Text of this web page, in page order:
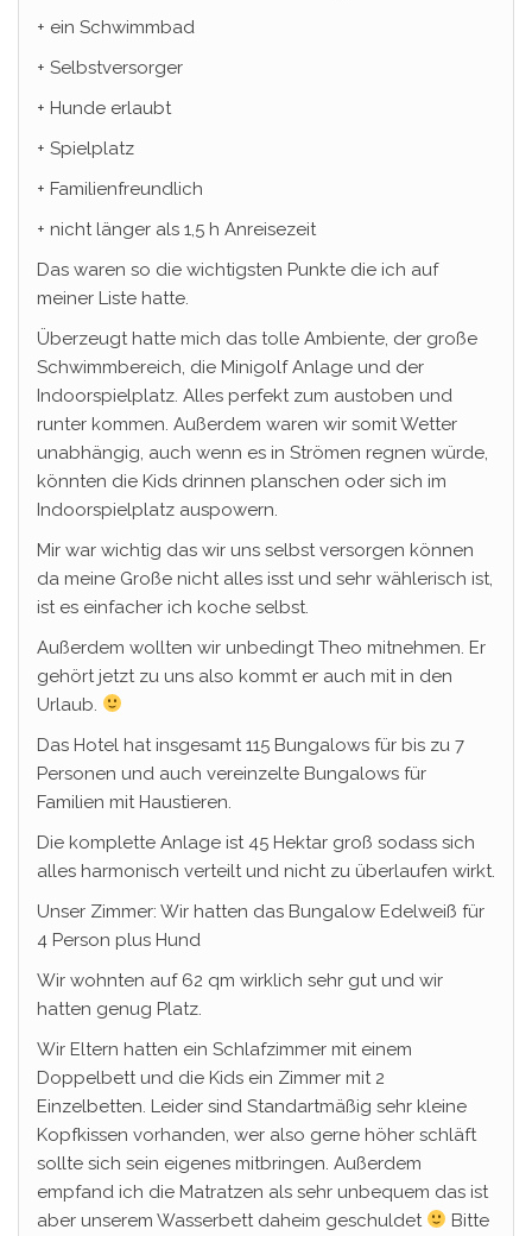
+ ein Schwimmbad
+ Selbstversorger
+ Hunde erlaubt
+ Spielplatz
+ Familienfreundlich
+ nicht länger als 1,5 h Anreisezeit
Das waren so die wichtigsten Punkte die ich auf
meiner Liste hatte.
Überzeugt hatte mich das tolle Ambiente, der große
Schwimmbereich, die Minigolf Anlage und der
Indoorspielplatz. Alles perfekt zum austoben und
runter kommen. Außerdem waren wir somit Wetter
unabhängig, auch wenn es in Strömen regnen würde,
könnten die Kids drinnen planschen oder sich im
Indoorspielplatz auspowern.
Mir war wichtig das wir uns selbst versorgen können
da meine Große nicht alles isst und sehr wählerisch ist,
ist es einfacher ich koche selbst.
Außerdem wollten wir unbedingt Theo mitnehmen. Er
gehört jetzt zu uns also kommt er auch mit in den
Urlaub.
Das Hotel hat insgesamt 115 Bungalows für bis zu 7
Personen und auch vereinzelte Bungalows für
Familien mit Haustieren.
Die komplette Anlage ist 45 Hektar groß sodass sich
alles harmonisch verteilt und nicht zu überlaufen wirkt.
Unser Zimmer: Wir hatten das Bungalow Edelweiß für
4 Person plus Hund
Wir wohnten auf 62 qm wirklich sehr gut und wir
hatten genug Platz.
Wir Eltern hatten ein Schlafzimmer mit einem
Doppelbett und die Kids ein Zimmer mit 2
Einzelbetten. Leider sind Standartmäßig sehr kleine
Kopfkissen vorhanden, wer also gerne höher schläft
sollte sich sein eigenes mitbringen. Außerdem
empfand ich die Matratzen als sehr unbequem das ist
aber unserem Wasserbett daheim geschuldet
Bitte